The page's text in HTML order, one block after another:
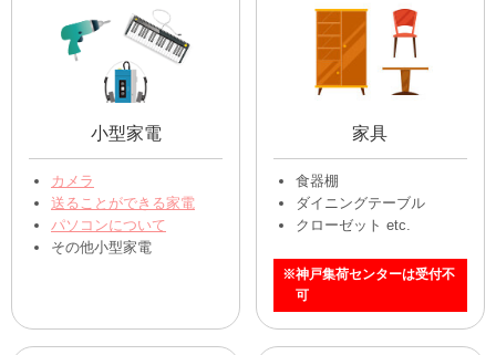
小型家電
カメラ
送ることができる家電
パソコンについて
その他小型家電
家具
食器棚
ダイニングテーブル
クローゼット etc.
※神戸集荷センターは受付不
可